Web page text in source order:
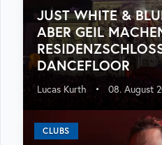
JUST WHITE &
ABER GEIL
DANCEFLOOR
Lucas Kurth • 08. August
CLUBS